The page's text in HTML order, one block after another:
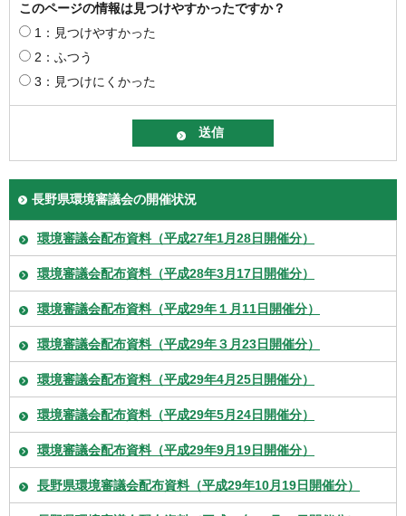
このページの情報は見つけやすかったですか？
1：見つけやすかった
2：ふつう
3：見つけにくかった
長野県環境審議会の開催状況
環境審議会配布資料（平成27年1月28日開催分）
環境審議会配布資料（平成28年3月17日開催分）
環境審議会配布資料（平成29年１月11日開催分）
環境審議会配布資料（平成29年３月23日開催分）
環境審議会配布資料（平成29年4月25日開催分）
環境審議会配布資料（平成29年5月24日開催分）
環境審議会配布資料（平成29年9月19日開催分）
長野県環境審議会配布資料（平成29年10月19日開催分）